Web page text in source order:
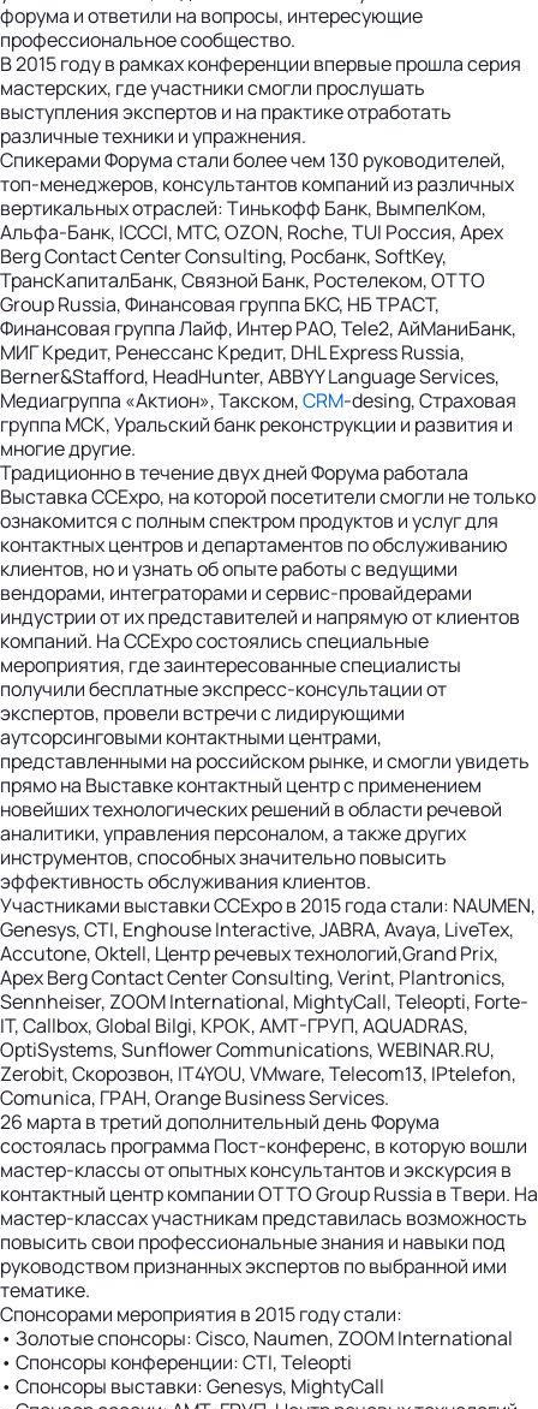
форума и ответили на вопросы, интересующие
профессиональное сообщество.
В 2015 году в рамках конференции впервые прошла серия
мастерских, где участники смогли прослушать
выступления экспертов и на практике отработать
различные техники и упражнения.
Спикерами Форума стали более чем 130 руководителей,
топ-менеджеров, консультантов компаний из различных
вертикальных отраслей: Тинькофф Банк, ВымпелКом,
Альфа-Банк, ICCCI, МТС, OZON, Roche, TUI Россия, Apex
Berg Contact Сenter Consulting, Росбанк, SoftKey,
ТрансКапиталБанк, Связной Банк, Ростелеком, OTTO
Group Russia, Финансовая группа БКС, НБ ТРАСТ,
Финансовая группа Лайф, Интер РАО, Tele2, АйМаниБанк,
МИГ Кредит, Ренессанс Кредит, DHL Express Russia,
Berner&Stafford, HeadHunter, ABBYY Language Services,
Медиагруппа «Актион», Такском,CRM-desing, Страховая
группа МСК, Уральский банк реконструкции и развития и
многие другие.
Традиционно в течение двух дней Форума работала
Выставка ССExpo, на которой посетители смогли не только
ознакомится с полным спектром продуктов и услуг для
контактных центров и департаментов по обслуживанию
клиентов, но и узнать об опыте работы с ведущими
вендорами, интеграторами и сервис-провайдерами
индустрии от их представителей и напрямую от клиентов
компаний. На CCExpo состоялись специальные
мероприятия, где заинтересованные специалисты
получили бесплатные экспресс-консультации от
экспертов, провели встречи с лидирующими
аутсорсинговыми контактными центрами,
представленными на российском рынке, и смогли увидеть
прямо на Выставке контактный центр с применением
новейших технологических решений в области речевой
аналитики, управления персоналом, а также других
инструментов, способных значительно повысить
эффективность обслуживания клиентов.
Участниками выставки CCExpo в 2015 года стали: NAUMEN,
Genesys, CTI, Enghouse Interactive, JABRA, Avaya, LiveTex,
Accutone, Oktell, Центр речевых технологий,Grand Prix,
Apex Berg Contact Сenter Consulting, Verint, Plantronics,
Sennheiser, ZOOM International, MightyCall, Teleopti, Forte-
IT, Callbox, Global Bilgi, КРОК, АМТ-ГРУП, AQUADRAS,
OptiSystems, Sunflower Communications, WEBINAR.RU,
Zerobit, Скорозвон, IT4YOU, VMware, Telecom13, IPtelefon,
Сomunica, ГРАН, Orange Business Services.
26 марта в третий дополнительный день Форума
состоялась программа Пост-конференс, в которую вошли
мастер-классы от опытных консультантов и экскурсия в
контактный центр компании OTTO Group Russia в Твери. На
мастер-классах участникам представилась возможность
повысить свои профессиональные знания и навыки под
руководством признанных экспертов по выбранной ими
тематике.
Спонсорами мероприятия в 2015 году стали:
• Золотые спонсоры: Cisco, Naumen, ZOOM International
• Спонсоры конференции: CTI, Teleopti
• Спонсоры выставки: Genesys, MightyCall